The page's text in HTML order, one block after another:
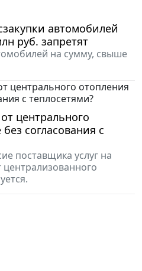
автомобилей
руб. запретят
на сумму, свыше
центрального
согласования с
поставщика услуг на